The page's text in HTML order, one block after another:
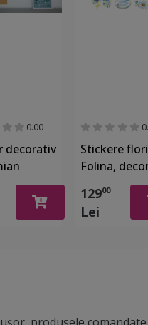
0.00
decorativ
din 8
cu
Stickere
Folina,
margarete,
planșă
cm
12900
Lei